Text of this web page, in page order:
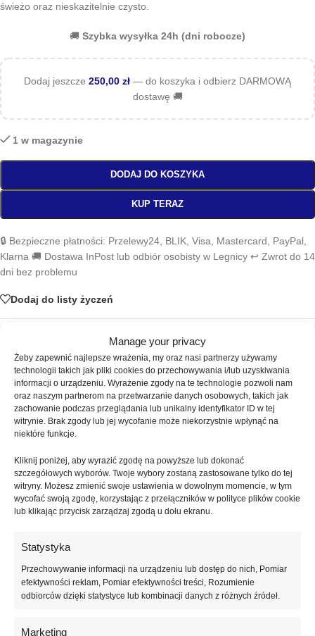
Manage your privacy
Żeby zapewnić najlepsze wrażenia, my oraz nasi partnerzy używamy
technologii takich jak pliki cookies do przechowywania i/lub uzyskiwania
informacji o urządzeniu. Wyrażenie zgody na te technologie pozwoli nam
oraz naszym partnerom na przetwarzanie danych osobowych, takich jak
zachowanie podczas przeglądania lub unikalny identyfikator ID w tej
witrynie. Brak zgody lub jej wycofanie może niekorzystnie wpłynąć na
niektóre funkcje.
Kliknij poniżej, aby wyrazić zgodę na powyższe lub dokonać
szczegółowych wyborów. Twoje wybory zostaną zastosowane tylko do tej
witryny. Możesz zmienić swoje ustawienia w dowolnym momencie, w tym
wycofać swoją zgodę, korzystając z przełączników w polityce plików cookie
lub klikając przycisk zarządzaj zgodą u dołu ekranu.
Statystyka
Przechowywanie informacji na urządzeniu lub dostęp do nich, Pomiar
efektywności reklam, Pomiar efektywności treści, Rozumienie
odbiorców dzięki statystyce lub kombinacji danych z różnych źródeł.
Marketing
świeżo oraz nieskazitelnie czysto.
🚚 Szybka wysyłka 24h (dni robocze)
Dodaj jeszcze 250,00 zł — do koszyka i odbierz DARMOWĄ
dostawę 🚚
1 w magazynie
DODAJ DO KOSZYKA
KUP TERAZ
🔒 Bezpieczne płatności: Przelewy24, BLIK, Visa, Mastercard, PayPal,
Klarna 🚚 Dostawa InPost lub odbiór osobisty w Legnicy ↩️ Zwrot do 14
dni bez problemu
Dodaj do listy życzeń
Kategorie: Bazy, Bazy kamuflujące
Znaczników: Base Gel 01 Sheer Blossom, baza do hybryd, baza do
paznokci, baza hybrydowa, baza hybrydowa ATICA, manicure
hybrydowy
produkty do manicure , różowa baza hybrydowa
sheer
base gel, stylizacja paznokci
Opis
ATICABase Gel 01 Sheer Blossom (15 ml)to profesjonalna baza
hybrydowa w subtelnym półtransparentnym różowym odcieniu,
Delikatny kolor doskonale sprawdzi się w manicure typu nude, french
podkreślających naturalne piękno dłoni. Produkt może być stosowany
zarówno jako klasyczna baza podlakier hybrydowy, jak i samodzielny